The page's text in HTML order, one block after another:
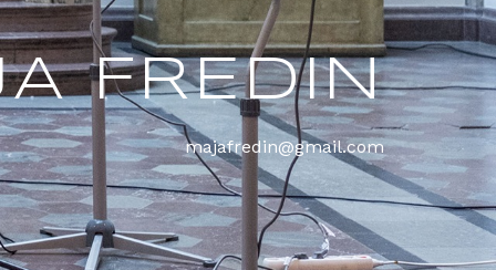
FREDIN
majafredin@gmail.com